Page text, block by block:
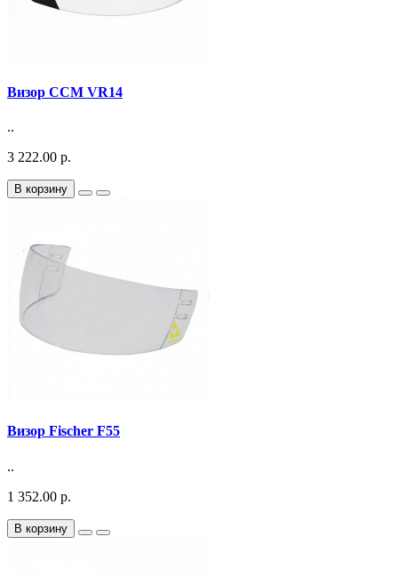
Визор CCM VR14
..
3 222.00 р.
В корзину
Визор Fischer F55
..
1 352.00 р.
В корзину